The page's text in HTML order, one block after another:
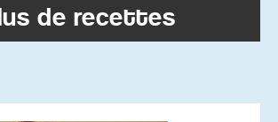
de recettes